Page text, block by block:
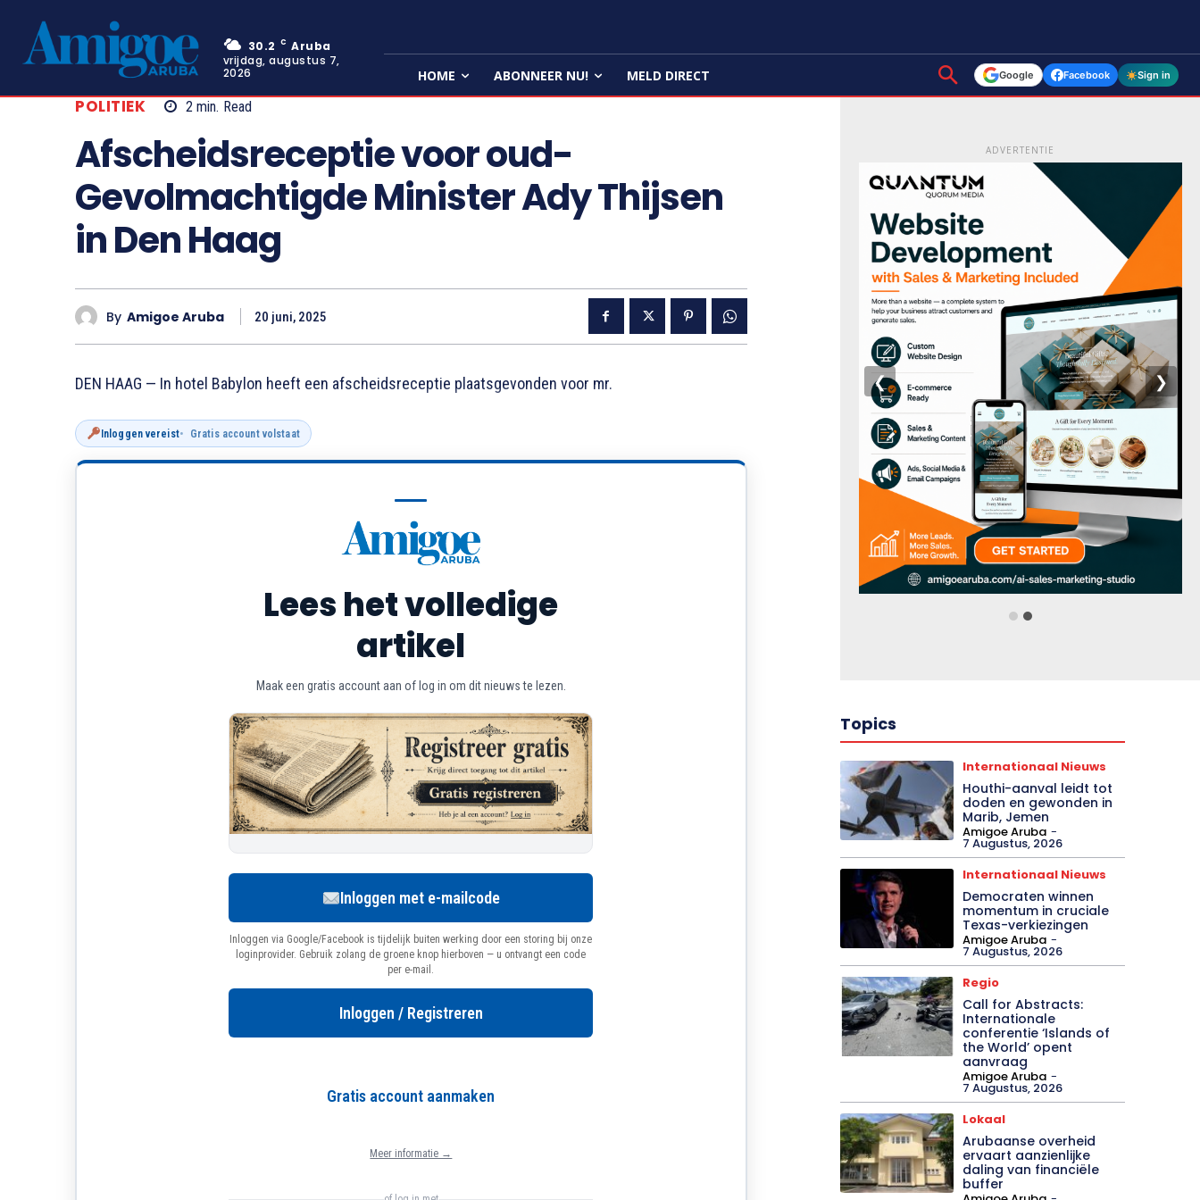
30.2 C Aruba
vrijdag, augustus 7,
2026
HOME ABONNEER NU! MELD DIRECT Google Facebook Sign in
POLITIEK 2 min. Read
Afscheidsreceptie voor oud-
Gevolmachtigde Minister Ady Thijsen
in Den Haag
By Amigoe Aruba 20 juni, 2025
DEN HAAG — In hotel Babylon heeft een afscheidsreceptie plaatsgevonden voor mr.
Inloggen vereist Gratis account volstaat
Lees het volledige
artikel
Maak een gratis account aan of log in om dit nieuws te lezen.
Inloggen met e-mailcode
Inloggen via Google/Facebook is tijdelijk buiten werking door een storing bij onze
loginprovider. Gebruik zolang de groene knop hierboven — u ontvangt een code
per e-mail.
Inloggen / Registreren
Gratis account aanmaken
Meer informatie →
ADVERTENTIE
❮ ❯
Topics
Internationaal Nieuws
Houthi-aanval leidt tot
doden en gewonden in
Marib, Jemen
Amigoe Aruba -
7 Augustus, 2026
Internationaal Nieuws
Democraten winnen
momentum in cruciale
Texas-verkiezingen
Amigoe Aruba -
7 Augustus, 2026
Regio
Call for Abstracts:
Internationale
conferentie ‘Islands of
the World’ opent
aanvraag
Amigoe Aruba -
7 Augustus, 2026
Lokaal
Arubaanse overheid
ervaart aanzienlijke
daling van financiële
buffer